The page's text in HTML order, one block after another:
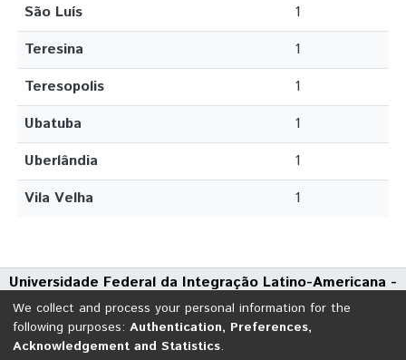
São Luís
1
Teresina
1
Teresopolis
1
Ubatuba
1
Uberlândia
1
Vila Velha
1
Universidade Federal da Integração Latino-Americana -
UNILA
Avenida Tarquínio Joslin dos Santos, 1000 - Polo Universitário
CEP: 85870-650 | Foz do Iguaçu - Paraná
We collect and process your personal information for the
following purposes: Authentication, Preferences,
Acknowledgement and Statistics.